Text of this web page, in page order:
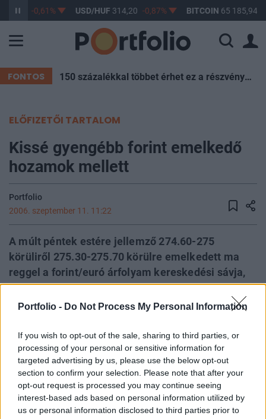
Portfolio - Do Not Process My Personal Information
If you wish to opt-out of the sale, sharing to third parties, or
processing of your personal or sensitive information for
targeted advertising by us, please use the below opt-out
section to confirm your selection. Please note that after your
opt-out request is processed you may continue seeing
interest-based ads based on personal information utilized by
us or personal information disclosed to third parties prior to
-0,61% USD/HUF 314,20 -0,87% BITCOIN 65 185,94
FONTOS 150 százalékkal többet érhet ez a részvény - És most féláron van!
ELŐFIZETŐI TARTALOM
Kissé gyengébb forint emelkedő
hozamok mellett
Portfolio
2006. szeptember 11. 11:22
A múlt péntek estére jellemző 274.60-275
körüliről 275.30-275.70 körülre emelkedett ma
reggel a forint/euró árfolyam kereskedési sávja,
melyből a délelőtt során jelentősebb kilengés nem
is mutatkozott. A régióban is csendes, nagyobb
állampapírok másodpiacán a rövid referencia-
lejáratokat kivéve jellemzően 4-10 bp-os
hozamemelkedés látszik a múlt péntek késő
délutáni szintekkel összevetve.
eurhufcomp Amint reggeli makrogazdasági